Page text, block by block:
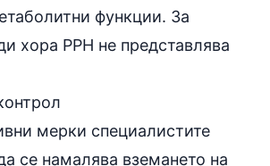
функции. За
хора PPH не представлява
мерки специалистите
се намалява вземането на